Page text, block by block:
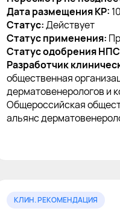
Дата размещения КР:
Статус:Действует
Статус применения:
Статус одобрения
Разработчик
общественная
дерматовенерологов и
Общероссийская
альянс
КЛИН. РЕКОМЕНДАЦИЯ